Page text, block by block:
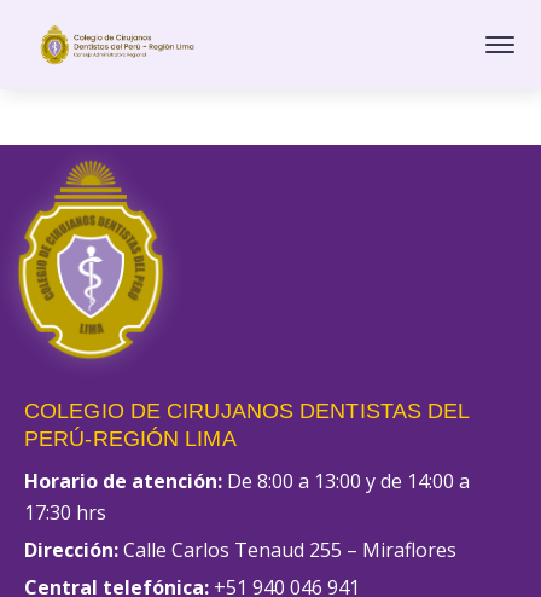
COLEGIO DE CIRUJANOS DENTISTAS DEL
PERÚ-REGIÓN LIMA
Horario de atención: De 8:00 a 13:00 y de 14:00 a
17:30 hrs
Dirección:Calle Carlos Tenaud 255 – Miraflores
Central telefónica: +51 940 046 941